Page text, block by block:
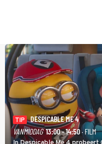
TIP
DESPICABLE ME 4
VANMIDDAG 13:00 - 14:50· FILM